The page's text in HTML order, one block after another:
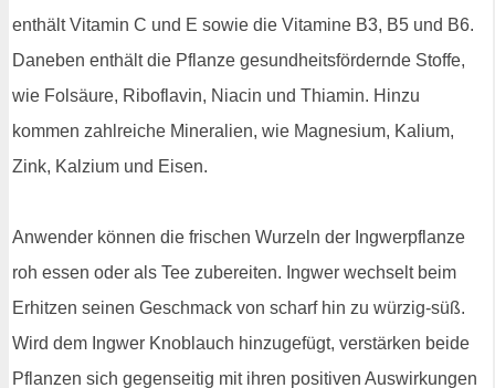
enthält Vitamin C und E sowie die Vitamine B3, B5 und B6.
Daneben enthält die Pflanze gesundheitsfördernde Stoffe,
wie Folsäure, Riboflavin, Niacin und Thiamin. Hinzu
kommen zahlreiche Mineralien, wie Magnesium, Kalium,
Zink, Kalzium und Eisen.
Anwender können die frischen Wurzeln der Ingwerpflanze
roh essen oder als Tee zubereiten. Ingwer wechselt beim
Erhitzen seinen Geschmack von scharf hin zu würzig-süß.
Wird dem Ingwer Knoblauch hinzugefügt, verstärken beide
Pflanzen sich gegenseitig mit ihren positiven Auswirkungen